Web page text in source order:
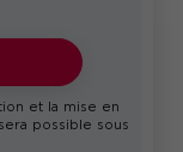
et la mise en
possible sous